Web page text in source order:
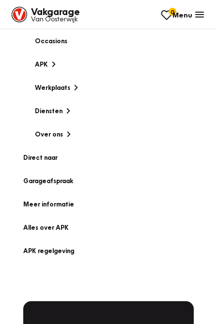
Vakgarage
Van Oosterwijk
0Menu
Occasions
APK
Werkplaats
Diensten
Over ons
Direct naar
Garageafspraak
Meer informatie
Alles over APK
APK regelgeving